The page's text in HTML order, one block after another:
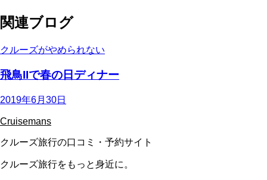
関連ブログ
クルーズがやめられない
飛鳥IIで春の日ディナー
2019年6月30日
Cruisemans
クルーズ旅行の口コミ・予約サイト
クルーズ旅行をもっと身近に。